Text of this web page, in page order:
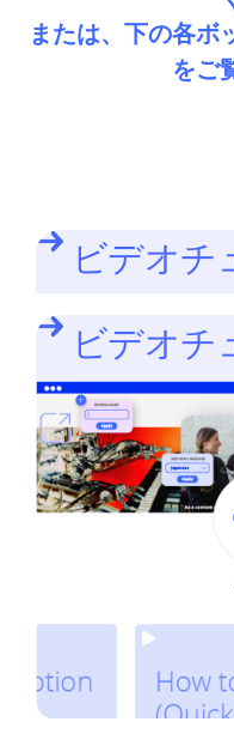
または、下の各ボ
をご
ビデオチ
ビデオチ